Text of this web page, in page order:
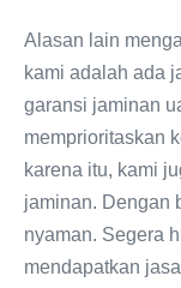
Alasan lain
kami adalah ada
garansi jaminan
memprioritaskan
karena itu, kami
jaminan. Dengan
nyaman. Segera
mendapatkan